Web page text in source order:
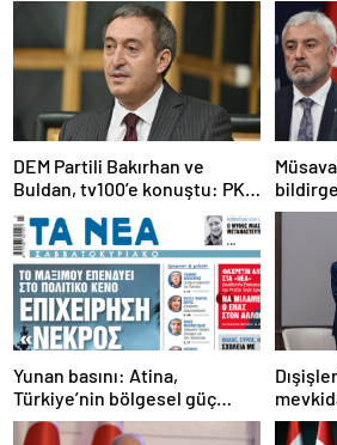
DEM Partili Bakırhan ve
Buldan, tv100’e konuştu: PKK
ne zaman kendini feshedecek
Yunan basını: Atina,
Türkiye’nin bölgesel güç
olmasını durduramadı